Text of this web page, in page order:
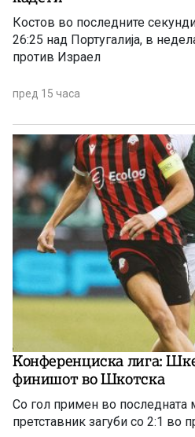
Костов во последните
26:25 над Португалија, в
против Израел
пред 15 часа
Конференциска лига:
финишот во Шкотска
Со гол примен во последната
претставник загуби со 2:1 во